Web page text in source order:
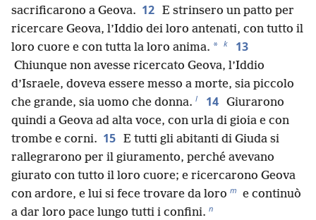
sacrificarono a Geova. 12 E strinsero un patto per
ricercare Geova, l’Iddio dei loro antenati, con tutto il
loro cuore e con tutta la loro anima. * k 13
Chiunque non avesse ricercato Geova, l’Iddio
d’Israele, doveva essere messo a morte, sia piccolo
che grande, sia uomo che donna. l 14 Giurarono
quindi a Geova ad alta voce, con urla di gioia e con
trombe e corni. 15 E tutti gli abitanti di Giuda si
rallegrarono per il giuramento, perché avevano
giurato con tutto il loro cuore; e ricercarono Geova
con ardore, e lui si fece trovare da loro m e continuò
a dar loro pace lungo tutti i confini. n